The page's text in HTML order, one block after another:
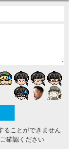
ることができません
確認ください